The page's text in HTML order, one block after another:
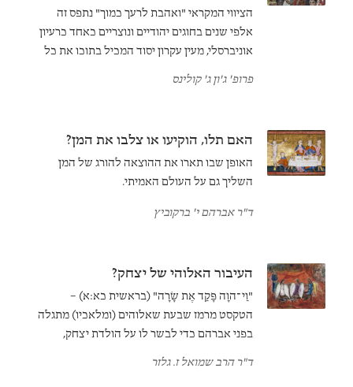
הציווי המקראי "ואהבת לרעך כמוך" נתפס זה
אלפי שנים בחוגים יהודיים ונוצריים כאחד כרעיון
אוניברסלי, מעין עקרון יסוד המכיל בתוכו את כל
התורה כולה. אך בתוך ספר ויקרא הוא למעשה
רק אחת מתוך מצוות עשה רבות שעוסקות
פרופ' ג'ון ג' קולינס
האם תלו, הוקיעו או צלבו את המן?
האופן שבו תארו את ההוצאה להורג של המן
השליך גם על העולם האמיתי.
ד"ר אברהם י' ברקוביץ
העיבור האלוהי של יצחק?
"וַי־הוָה פָּקַד אֶת שָׂרָה" (בראשית כא:א) –
הטקסט מרמז שבעת שאלוהים (ומלאכיו) מתגלה
בפני אברהם כדי לבשר לו על הולדת יצחק,
התרחש גם ביקור סמוי אצל שרה. האם כפי
ד"ר הרב שמואל ז. גלזר